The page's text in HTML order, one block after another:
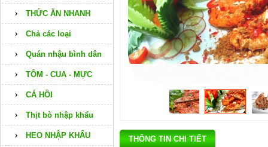
THỨC ĂN NHANH
Chả các loại
Quán nhậu bình dân
TÔM - CUA - MỰC
CÁ HỒI
Thịt bò nhập khẩu
HEO NHẬP KHẨU THÔNG TIN CHI TIẾT